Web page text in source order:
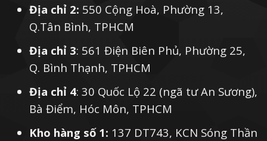
Địa chỉ 2: 550 Cộng Hoà, Phường 13,
Q.Tân Bình, TPHCM
Địa chỉ 3: 561 Điện Biên Phủ, Phường 25,
Q. Bình Thạnh, TPHCM
Địa chỉ 4: 30 Quốc Lộ 22 (ngã tư An Sương),
Bà Điểm, Hóc Môn, TPHCM
Kho hàng số 1: 137 DT743, KCN Sóng Thần